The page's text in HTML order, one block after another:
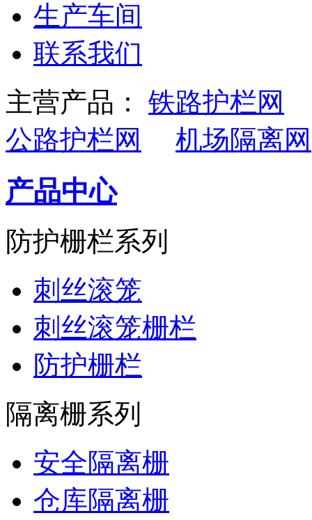
生产车间
联系我们
主营产品： 铁路护栏网
公路护栏网
机场隔离网
产品中心
防护栅栏系列
刺丝滚笼
刺丝滚笼栅栏
防护栅栏
隔离栅系列
安全隔离栅
仓库隔离栅